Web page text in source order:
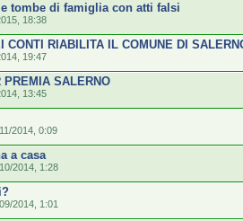
tombe di famiglia con atti falsi
18:38
CONTI RIABILITA IL COMUNE DI
19:47
PREMIA SALERNO
13:45
2014, 0:09
a casa
2014, 1:28
2014, 1:01